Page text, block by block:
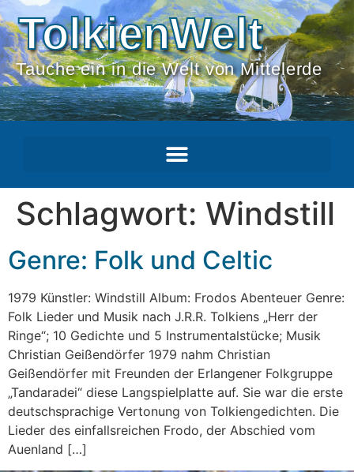
TolkienWelt
Tauche ein in die Welt von Mittelerde
Schlagwort: Windstill
Genre: Folk und Celtic
1979 Künstler: Windstill Album: Frodos Abenteuer Genre:
Folk Lieder und Musik nach J.R.R. Tolkiens „Herr der
Ringe“; 10 Gedichte und 5 Instrumentalstücke; Musik
Christian Geißendörfer 1979 nahm Christian
Geißendörfer mit Freunden der Erlangener Folkgruppe
„Tandaradei“ diese Langspielplatte auf. Sie war die erste
deutschsprachige Vertonung von Tolkiengedichten. Die
Lieder des einfallsreichen Frodo, der Abschied vom
Auenland […]